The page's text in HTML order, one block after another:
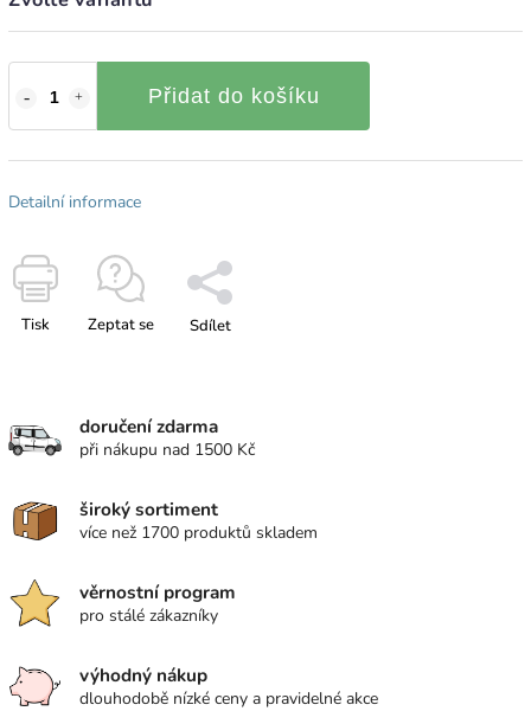
Přidat do košíku
Detailní informace
Tisk Zeptat se Sdílet
doručení zdarma
při nákupu nad 1500 Kč
široký sortiment
více než 1700 produktů skladem
věrnostní program
pro stálé zákazníky
výhodný nákup
dlouhodobě nízké ceny a pravidelné akce